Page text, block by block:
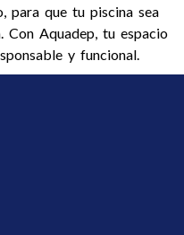
para que tu piscina sea
Con Aquadep, tu espacio
y funcional.